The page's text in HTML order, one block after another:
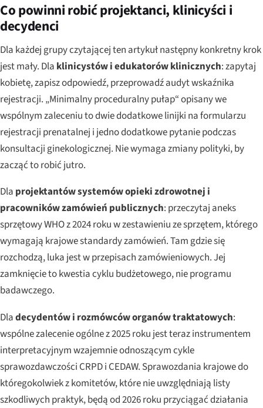
Co powinni robić projektanci, klinicyści i
decydenci
Dla każdej grupy czytającej ten artykuł następny konkretny krok
jest mały. Dla klinicystów i edukatorów klinicznych: zapytaj
kobietę, zapisz odpowiedź, przeprowadź audyt wskaźnika
rejestracji. „Minimalny proceduralny pułap“ opisany we
wspólnym zaleceniu to dwie dodatkowe linijki na formularzu
rejestracji prenatalnej i jedno dodatkowe pytanie podczas
konsultacji ginekologicznej. Nie wymaga zmiany polityki, by
zacząć to robić jutro.
Dla projektantów systemów opieki zdrowotnej i
pracowników zamówień publicznych: przeczytaj aneks
sprzętowy WHO z 2024 roku w zestawieniu ze sprzętem, którego
wymagają krajowe standardy zamówień. Tam gdzie się
rozchodzą, luka jest w przepisach zamówieniowych. Jej
zamknięcie to kwestia cyklu budżetowego, nie programu
badawczego.
Dladecydentów i rozmówców organów traktatowych:
wspólne zalecenie ogólne z 2025 roku jest teraz instrumentem
interpretacyjnym wzajemnie odnoszącym cykle
sprawozdawczości CRPD i CEDAW. Sprawozdania krajowe do
któregokolwiek z komitetów, które nie uwzględniają listy
szkodliwych praktyk, będą od 2026 roku przyciągać działania